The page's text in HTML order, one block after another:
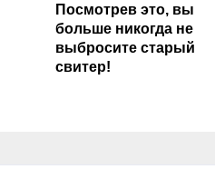
Посмотрев это, вы
больше никогда не
выбросите старый
свитер!